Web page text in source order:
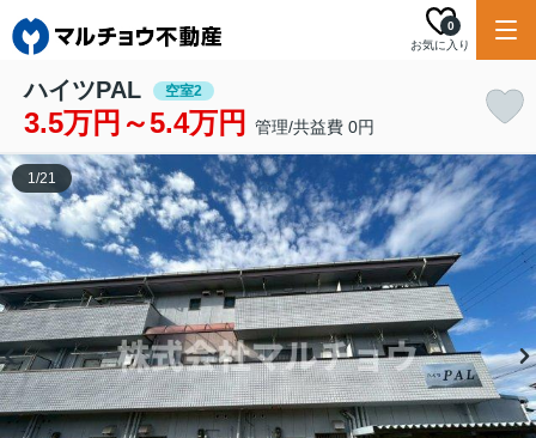
お気に入り
0
ハイツPAL 空室2
3.5万円～5.4万円 管理/共益費 0円
1/21